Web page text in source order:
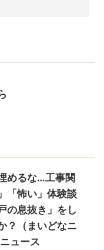
めるな…工事関
「怖い」体験談
息抜き」をし
？（まいどなニ
ュース